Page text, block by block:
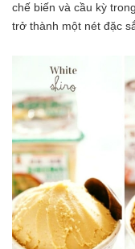
chế biến và cầu kỳ
trở thành một nét đặc